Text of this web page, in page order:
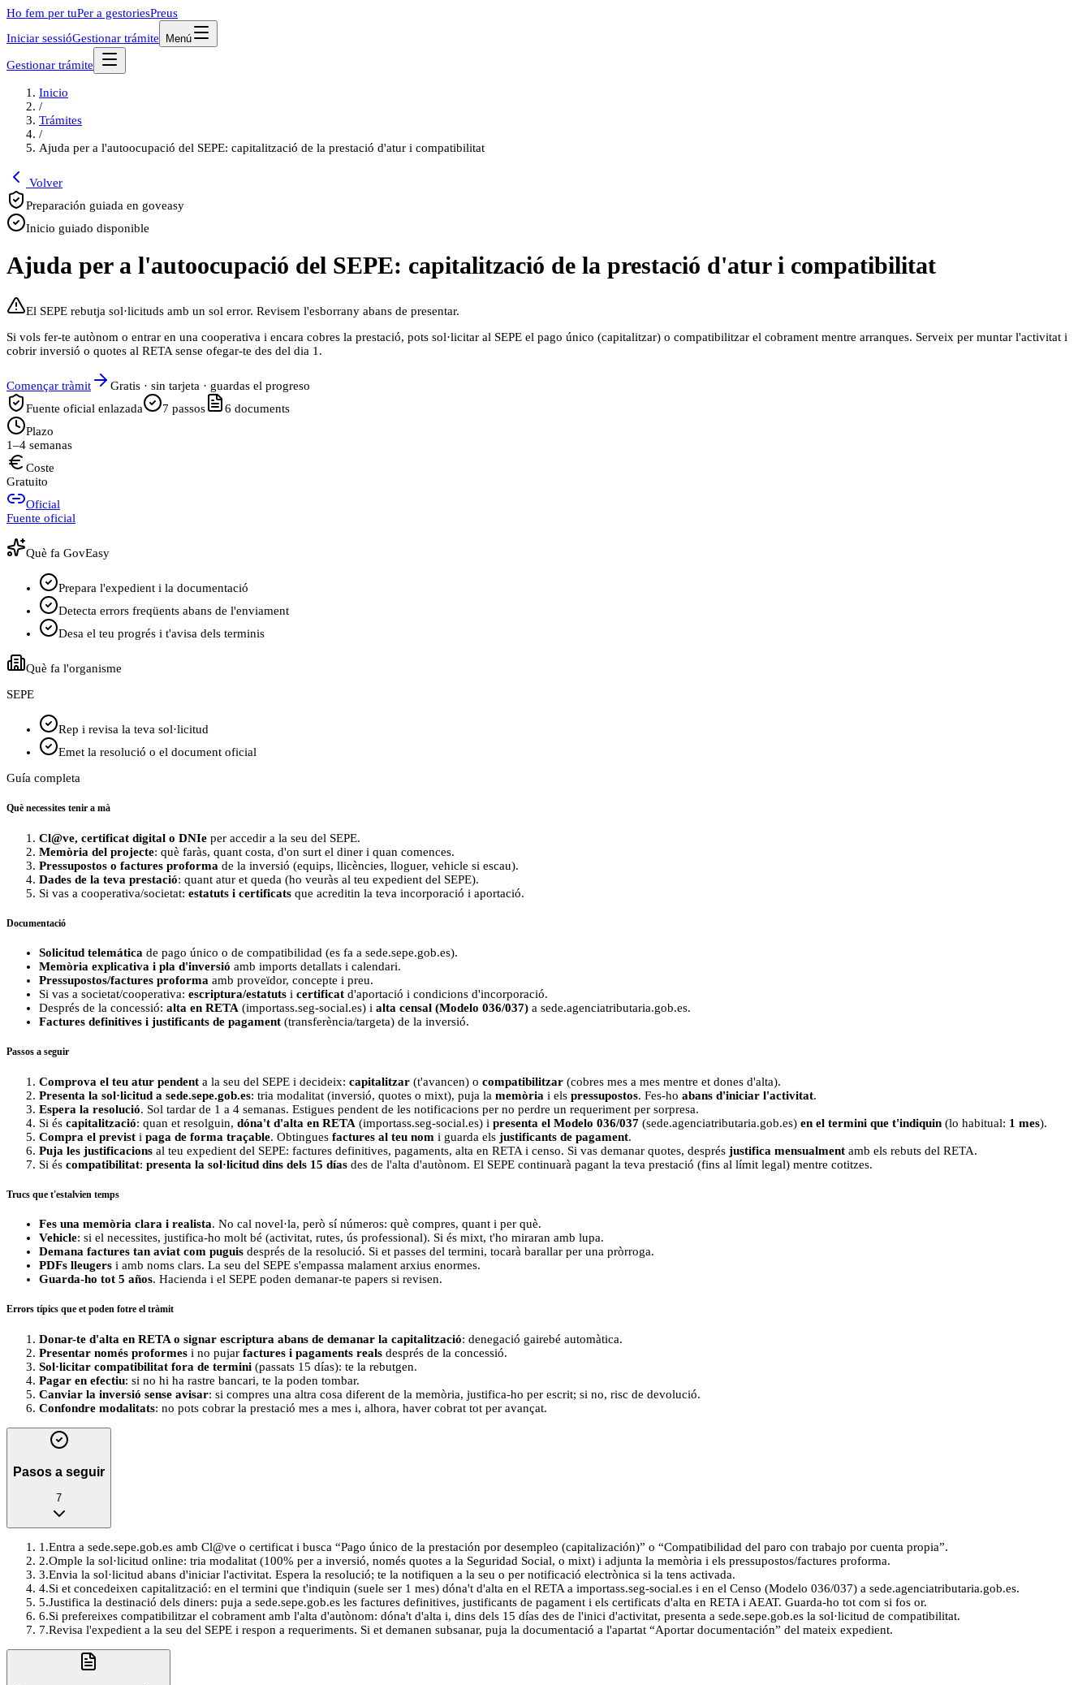
Ho fem per tuPer a gestoriesPreus
Iniciar sessióGestionar trámite Menú
Gestionar trámite
Inicio
/
Trámites
/
Ajuda per a l'autoocupació del SEPE: capitalització de la prestació d'atur i compatibilitat
Volver
Preparación guiada en goveasy
Inicio guiado disponible
Ajuda per a l'autoocupació del SEPE: capitalització de la prestació d'atur i compatibilitat
El SEPE rebutja sol·licituds amb un sol error. Revisem l'esborrany abans de presentar.
Si vols fer-te autònom o entrar en una cooperativa i encara cobres la prestació, pots sol·licitar al SEPE el pago único (capitalitzar) o compatibilitzar el cobrament mentre arranques. Serveix per muntar l'activitat i
cobrir inversió o quotes al RETA sense ofegar-te des del dia 1.
Començar tràmit
Gratis · sin tarjeta · guardas el progreso
Fuente oficial enlazada
7 passos 6 documents
Plazo
1–4 semanas
Coste
Gratuito
Oficial
Fuente oficial
Què fa GovEasy
Prepara l'expedient i la documentació
Detecta errors freqüents abans de l'enviament
Desa el teu progrés i t'avisa dels terminis
Què fa l'organisme
SEPE
Rep i revisa la teva sol·licitud
Emet la resolució o el document oficial
Guía completa
Què necessites tenir a mà
Cl@ve, certificat digital o DNIe per accedir a la seu del SEPE.
Memòria del projecte: què faràs, quant costa, d'on surt el diner i quan comences.
Pressupostos o factures proforma de la inversió (equips, llicències, lloguer, vehicle si escau).
Dades de la teva prestació: quant atur et queda (ho veuràs al teu expedient del SEPE).
Si vas a cooperativa/societat: estatuts i certificats que acreditin la teva incorporació i aportació.
Documentació
Solicitud telemática de pago único o de compatibilidad (es fa a sede.sepe.gob.es).
Memòria explicativa i pla d'inversió amb imports detallats i calendari.
Pressupostos/factures proforma amb proveïdor, concepte i preu.
Si vas a societat/cooperativa: escriptura/estatuts i certificat d'aportació i condicions d'incorporació.
Després de la concessió: alta en RETA (importass.seg-social.es) i alta censal (Modelo 036/037) a sede.agenciatributaria.gob.es.
Factures definitives i justificants de pagament (transferència/targeta) de la inversió.
Passos a seguir
Comprova el teu atur pendent a la seu del SEPE i decideix: capitalitzar (t'avancen) o compatibilitzar (cobres mes a mes mentre et dones d'alta).
Presenta la sol·licitud a sede.sepe.gob.es: tria modalitat (inversió, quotes o mixt), puja la memòria i els pressupostos. Fes-ho abans d'iniciar l'activitat.
Espera la resolució. Sol tardar de 1 a 4 semanas. Estigues pendent de les notificacions per no perdre un requeriment per sorpresa.
Si és capitalització: quan et resolguin, dóna't d'alta en RETA (importass.seg-social.es) i presenta el Modelo 036/037 (sede.agenciatributaria.gob.es) en el termini que t'indiquin (lo habitual: 1 mes).
Compra el previst i paga de forma traçable. Obtingues factures al teu nom i guarda els justificants de pagament.
Puja les justificacions al teu expedient del SEPE: factures definitives, pagaments, alta en RETA i censo. Si vas demanar quotes, després justifica mensualment amb els rebuts del RETA.
Si és compatibilitat: presenta la sol·licitud dins dels 15 días des de l'alta d'autònom. El SEPE continuarà pagant la teva prestació (fins al límit legal) mentre cotitzes.
Trucs que t'estalvien temps
Fes una memòria clara i realista. No cal novel·la, però sí números: què compres, quant i per què.
Vehicle: si el necessites, justifica-ho molt bé (activitat, rutes, ús professional). Si és mixt, t'ho miraran amb lupa.
Demana factures tan aviat com puguis després de la resolució. Si et passes del termini, tocarà barallar per una pròrroga.
PDFs lleugers i amb noms clars. La seu del SEPE s'empassa malament arxius enormes.
Guarda-ho tot 5 años. Hacienda i el SEPE poden demanar-te papers si revisen.
Errors típics que et poden fotre el tràmit
Donar-te d'alta en RETA o signar escriptura abans de demanar la capitalització: denegació gairebé automàtica.
Presentar només proformes i no pujar factures i pagaments reals després de la concessió.
Sol·licitar compatibilitat fora de termini (passats 15 días): te la rebutgen.
Pagar en efectiu: si no hi ha rastre bancari, te la poden tombar.
Canviar la inversió sense avisar: si compres una altra cosa diferent de la memòria, justifica-ho per escrit; si no, risc de devolució.
Confondre modalitats: no pots cobrar la prestació mes a mes i, alhora, haver cobrat tot per avançat.
Pasos a seguir
7
1 .Entra a sede.sepe.gob.es amb Cl@ve o certificat i busca “Pago único de la prestación por desempleo (capitalización)” o “Compatibilidad del paro con trabajo por cuenta propia”.
2.Omple la sol·licitud online: tria modalitat (100% per a inversió, només quotes a la Seguridad Social, o mixt) i adjunta la memòria i els pressupostos/factures proforma.
3.Envia la sol·licitud abans d'iniciar l'activitat. Espera la resolució; te la notifiquen a la seu o per notificació electrònica si la tens activada.
4.Si et concedeixen capitalització: en el termini que t'indiquin (suele ser 1 mes) dóna't d'alta en el RETA a importass.seg-social.es i en el Censo (Modelo 036/037) a sede.agenciatributaria.gob.es.
5.Justifica la destinació dels diners: puja a sede.sepe.gob.es les factures definitives, justificants de pagament i els certificats d'alta en RETA i AEAT. Guarda-ho tot com si fos or.
6.Si prefereixes compatibilitzar el cobrament amb l'alta d'autònom: dóna't d'alta i, dins dels 15 días des de l'inici d'activitat, presenta a sede.sepe.gob.es la sol·licitud de compatibilitat.
7.Revisa l'expedient a la seu del SEPE i respon a requeriments. Si et demanen subsanar, puja la documentació a l'apartat “Aportar documentación” del mateix expedient.